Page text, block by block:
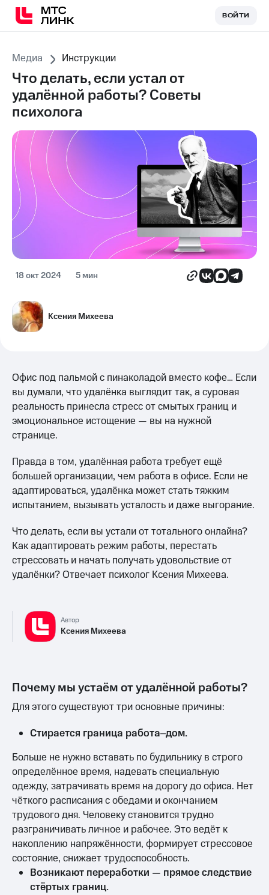
ВОЙТИВОЙТИ
Медиа Инструкции
Что делать, если устал от
удалённой работы? Советы
психолога
18 окт 2024 5 мин
Ксения Михеева
Офис под пальмой с пинаколадой вместо кофе… Если
вы думали, что удалёнка выглядит так, а суровая
реальность принесла стресс от смытых границ и
эмоциональное истощение — вы на нужной
странице.
Правда в том, удалённая работа требует ещё
большей организации, чем работа в офисе. Если не
адаптироваться, удалёнка может стать тяжким
испытанием, вызывать усталость и даже выгорание.
Что делать, если вы устали от тотального онлайна?
Как адаптировать режим работы, перестать
стрессовать и начать получать удовольствие от
удалёнки? Отвечает психолог Ксения Михеева.
Автор
Ксения Михеева
Почему мы устаём от удалённой работы?
Для этого существуют три основные причины:
Стирается граница работа‒дом.
Больше не нужно вставать по будильнику в строго
определённое время, надевать специальную
одежду, затрачивать время на дорогу до офиса. Нет
чёткого расписания с обедами и окончанием
трудового дня. Человеку становится трудно
разграничивать личное и рабочее. Это ведёт к
накоплению напряжённости, формирует стрессовое
состояние, снижает трудоспособность.
Возникают переработки — прямое следствие
стёртых границ.